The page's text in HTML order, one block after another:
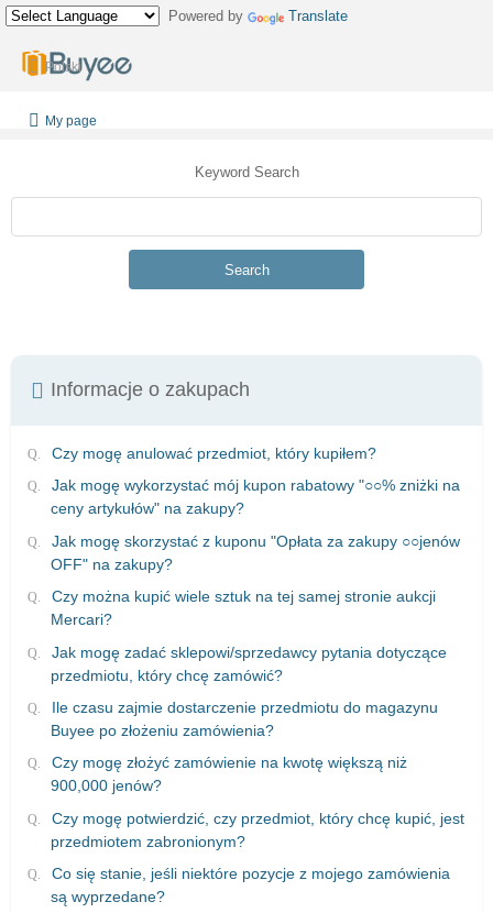
Powered by Translate
Polski
My page
Keyword Search
Search
Informacje o zakupach
Czy mogę anulować przedmiot, który kupiłem?
Jak mogę wykorzystać mój kupon rabatowy "○○% zniżki na
ceny artykułów" na zakupy?
Jak mogę skorzystać z kuponu "Opłata za zakupy ○○jenów
OFF" na zakupy?
Czy można kupić wiele sztuk na tej samej stronie aukcji
Mercari?
Jak mogę zadać sklepowi/sprzedawcy pytania dotyczące
przedmiotu, który chcę zamówić?
Ile czasu zajmie dostarczenie przedmiotu do magazynu
Buyee po złożeniu zamówienia?
Czy mogę złożyć zamówienie na kwotę większą niż
900,000 jenów?
Czy mogę potwierdzić, czy przedmiot, który chcę kupić, jest
przedmiotem zabronionym?
Co się stanie, jeśli niektóre pozycje z mojego zamówienia
są wyprzedane?